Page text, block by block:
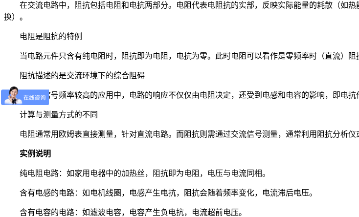
在交流电路中，阻抗包括电阻和电抗两部分。电阻代表电阻抗的实部，反映实际能量的耗散（如
换）。
电阻是阻抗的特例
当电路元件只含有纯电阻时，阻抗即为电阻，电抗为零。此时电阻可以看作是零频率时（直流）阻
阻抗描述的是交流环境下的综合阻碍
在交流信号频率较高的应用中，电路的响应不仅仅由电阻决定，还受到电感和电容的影响，即电
计算与测量方式的不同
电阻通常用欧姆表直接测量，针对直流电路。而阻抗则需通过交流信号测量，通常利用阻抗分析仪
实例说明
纯电阻电路：如家用电器中的加热丝，阻抗即为电阻，电压与电流同相。
含有电感的电路：如电机线圈，电感产生电抗，阻抗会随着频率变化，电流滞后电压。
含有电容的电路：如滤波电容，电容产生负电抗，电流超前电压。